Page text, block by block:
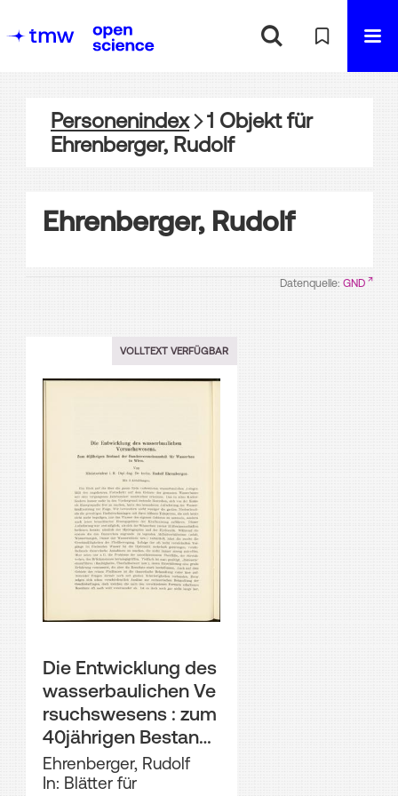
Personenindex 1 Objektfür
Ehrenberger, Rudolf
Ehrenberger, Rudolf
Datenquelle: GND
VOLLTEXT VERFÜGBAR
Die Entwicklung des
wasserbaulichen Ve
rsuchswesens : zum
40jährigen Bestand
der Bundesversuchs
anstalt für Wasserba
Ehrenberger, Rudolf
In: Blätter für